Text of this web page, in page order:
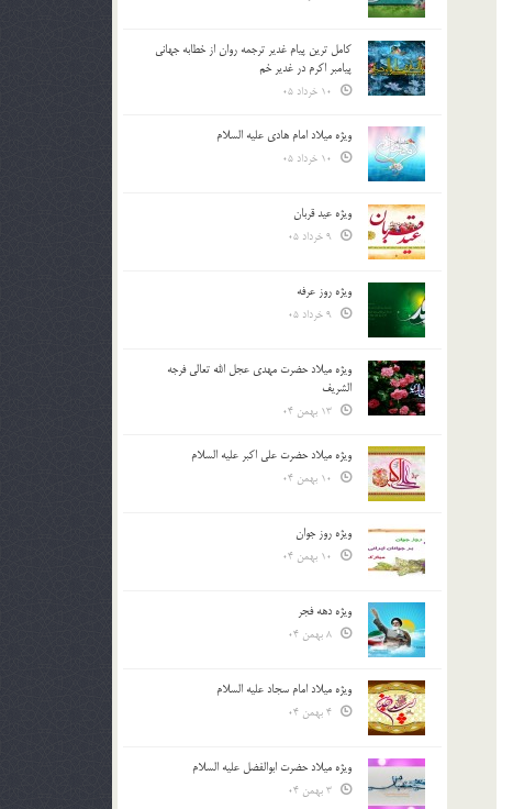
کامل ترین پیام غدیر ترجمه روان از خطابه جهانی
پیامبر اکرم در غدیر خم
ویژه میلاد امام هادی علیه السلام
ویژه عید قربان
ویژه روز عرفه
ویژه میلاد حضرت مهدی عجل الله تعالی فرجه
الشريف
ویژه میلاد حضرت علی اکبر علیه السلام
ویژه روز جوان
ویژه دهه فجر
ویژه میلاد امام سجاد علیه السلام
ویژه میلاد حضرت ابوالفضل علیه السلام